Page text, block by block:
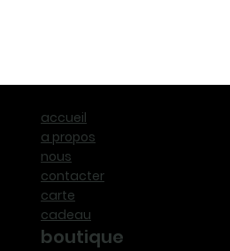
accueil
a propos
nous
contacter
carte
cadeau
boutique